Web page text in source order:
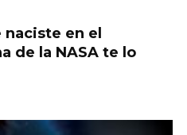
naciste en el
de la NASA te lo